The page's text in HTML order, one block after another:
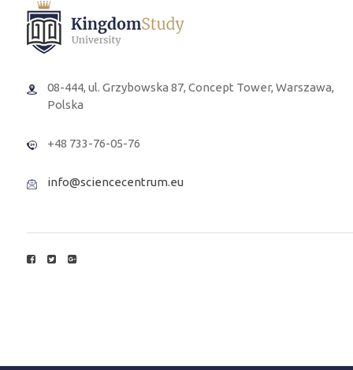
08-444, ul. Grzybowska 87, Concept Tower, Warszawa,
Polska
+48 733-76-05-76
info@sciencecentrum.eu